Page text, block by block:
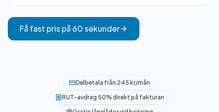
Få fast pris på 60 sekunder
Delbetala från 245 kr/mån
RUT-avdrag 50% direkt på fakturan